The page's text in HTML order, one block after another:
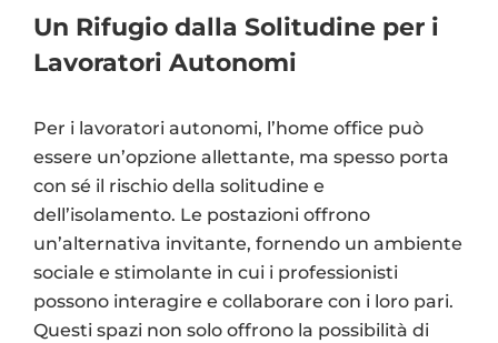
Un Rifugio dalla Solitudine per i
Lavoratori Autonomi
Per i lavoratori autonomi, l’home office può
essere un’opzione allettante, ma spesso porta
con sé il rischio della solitudine e
dell’isolamento. Le postazioni offrono
un’alternativa invitante, fornendo un ambiente
sociale e stimolante in cui i professionisti
possono interagire e collaborare con i loro pari.
Questi spazi non solo offrono la possibilità di